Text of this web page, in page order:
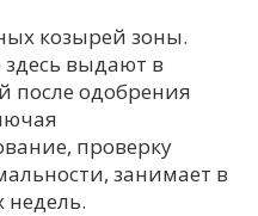
козырей зоны.
выдают в
после одобрения
проверку
занимает в
недель.